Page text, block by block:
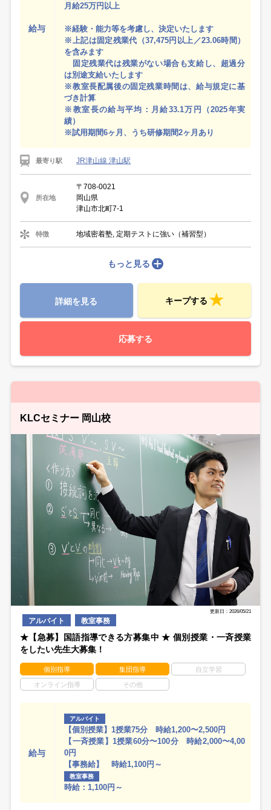
給与
月給25万円以上
※経験・能力等を考慮し、決定いたします
※上記は固定残業代（37,475円以上／23.06時間）
を含みます
固定残業代は残業がない場合も支給し、超過分
は別途支給いたします
※教室長配属後の固定残業時間は、給与規定に基
づき計算
※教室長の給与平均：月給33.1万円（2025年実
績）
※試用期間6ヶ月、うち研修期間2ヶ月あり
最寄り駅 JR津山線 津山駅
所在地
〒708-0021
岡山県
津山市北町7-1
特徴 地域密着塾, 定期テストに強い（補習型）
もっと見る
詳細を見る キープする
応募する
KLCセミナー 岡山校
更新日：2026/05/21
アルバイト 教室事務
★【急募】国語指導できる方募集中 ★ 個別授業・一斉授業
をしたい先生大募集！
個別指導 集団指導 自立学習
オンライン指導 その他
給与
アルバイト
【個別授業】1授業75分 時給1,200〜2,500円
【一斉授業】1授業60分〜100分 時給2,000〜4,00
0円
【事務給】 時給1,100円～
教室事務
時給：1,100円～